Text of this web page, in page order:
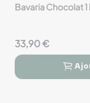
favorite_border
Bavaria Chocolat 1
33,90 €
 